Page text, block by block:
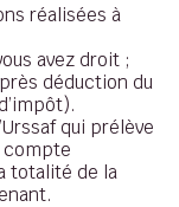
réalisées à
avez droit ;
déduction du
qui prélève
compte
totalité de la